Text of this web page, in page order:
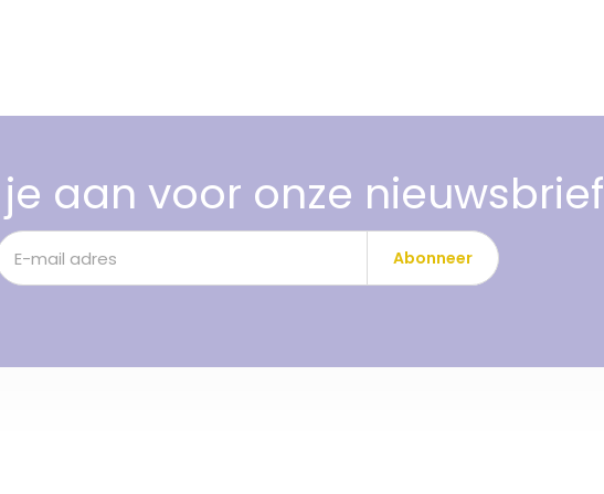
aan voor onze nieuwsbrief
Abonneer